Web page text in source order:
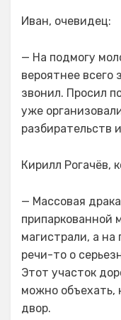
Иван, очевидец:
— На подмогу
вероятнее всего
звонил. Просил
уже
разбирательств
Кирилл Рогачёв,
— Массовая
припаркованной
магистрали, а на
речи-то о
Этот участок
можно объехать,
двор.